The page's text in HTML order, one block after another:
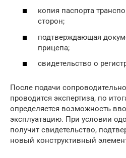
копия паспорта
сторон;
подтверждающая
прицепа;
свидетельство о
После подачи
проводится экспертиза, по
определяется возможность
эксплуатацию. При условии
получит свидетельство,
новый конструктивный